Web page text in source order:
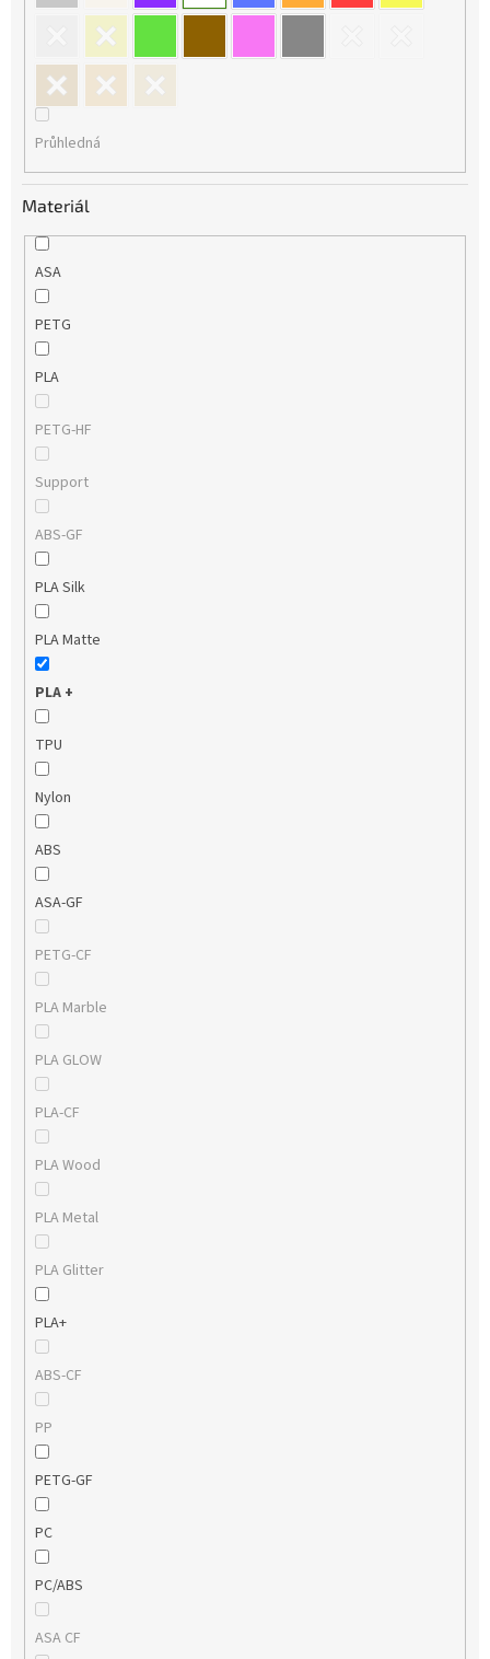
Průhledná
Materiál
ASA
PETG
PLA
PETG-HF
Support
ABS-GF
PLA Silk
PLA Matte
PLA +
TPU
Nylon
ABS
ASA-GF
PETG-CF
PLA Marble
PLA GLOW
PLA-CF
PLA Wood
PLA Metal
PLA Glitter
PLA+
ABS-CF
PP
PETG-GF
PC
PC/ABS
ASA CF